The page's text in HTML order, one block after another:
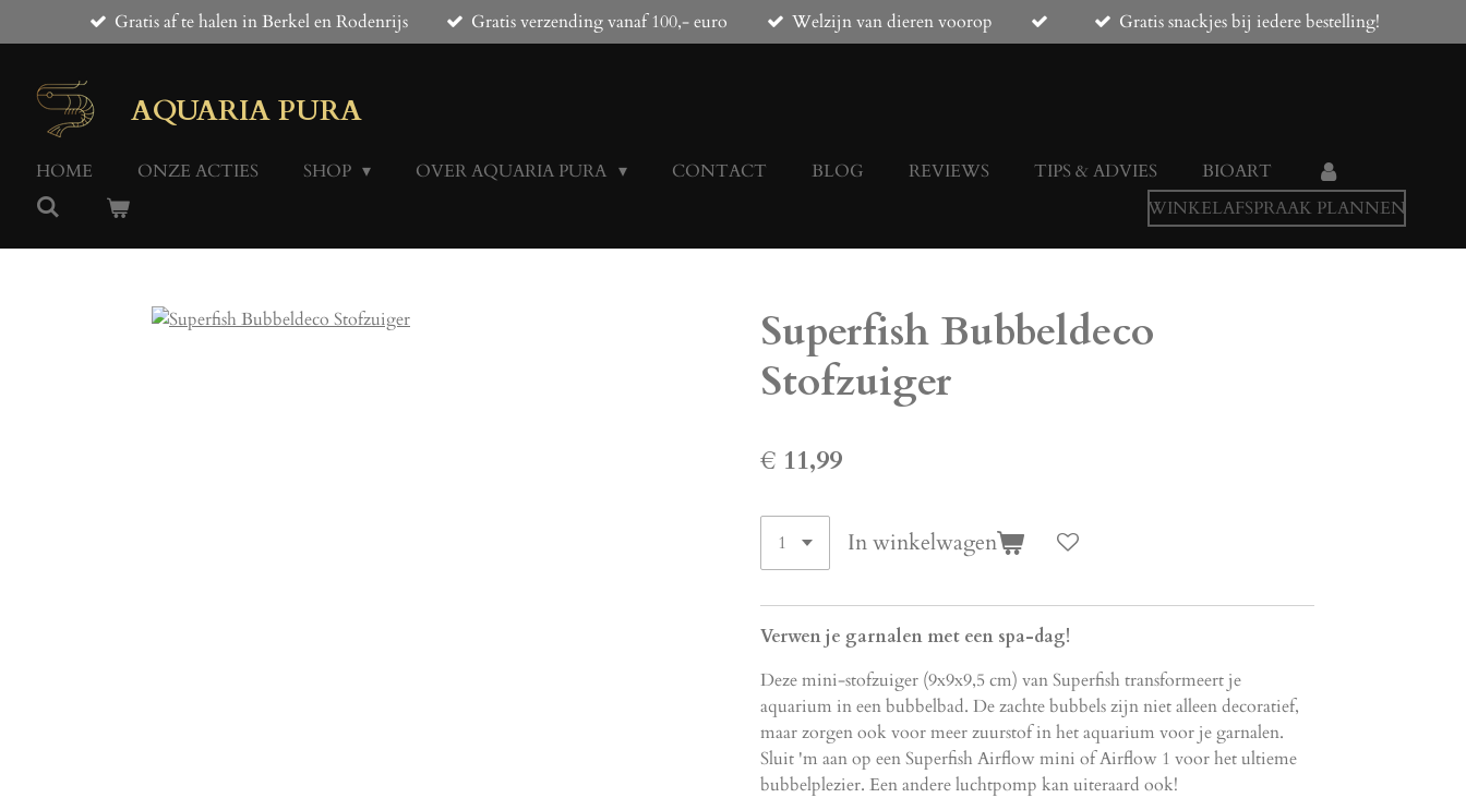
direct
hoofdinhoud
Gratis af te halen in Berkel en Rodenrijs Gratis verzending vanaf 100,- euro Welzijn van dieren voorop Gratis snackjes bij iedere bestelling!
AQUARIA PURA
HOME ONZE ACTIES SHOP OVER AQUARIA PURA CONTACT BLOG REVIEWS TIPS & ADVIES
BIOART
WINKELAFSPRAAK PLANNEN
Superfish Bubbeldeco
Stofzuiger
€ 11,99
In winkelwagen
Verwen je garnalen met een spa-dag!
Deze mini-stofzuiger (9x9x9,5 cm) van Superfish transformeert je
aquarium in een bubbelbad. De zachte bubbels zijn niet alleen decoratief,
maar zorgen ook voor meer zuurstof in het aquarium voor je garnalen.
Sluit 'm aan op een Superfish Airflow mini of Airflow 1 voor het ultieme
bubbelplezier. Een andere luchtpomp kan uiteraard ook!